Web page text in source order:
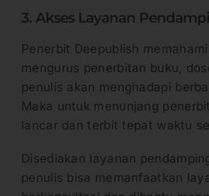
3. Akses Layanan
Penerbit Deepublish
mengurus penerbitan buku,
penulis akan menghadapi
Maka untuk menunjang
lancar dan terbit tepat waktu
Disediakan layanan
penulis bisa memanfaatkan